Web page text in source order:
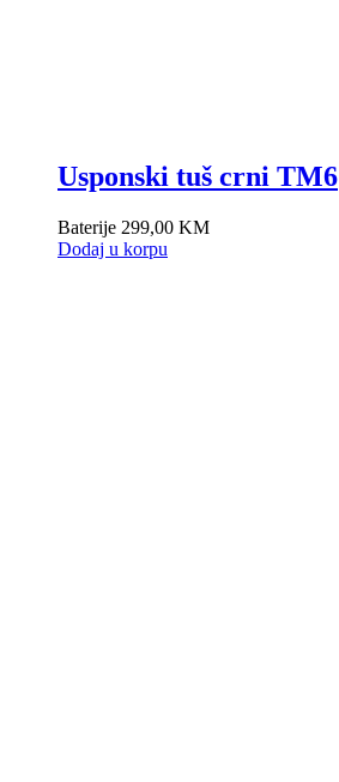
Usponski tuš crni TM6
Baterije 299,00 KM
Dodaj u korpu